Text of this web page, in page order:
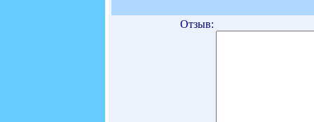
Отзыв: